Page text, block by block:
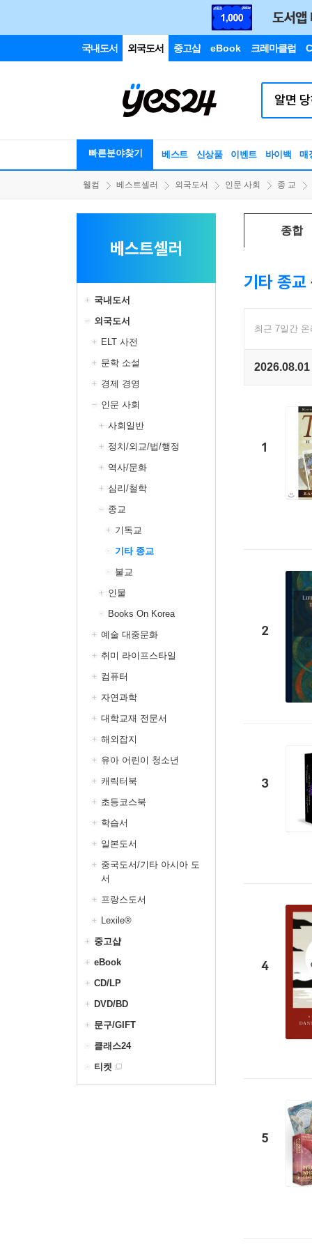
국내도서 외국도서 중고샵 eBook 크레마클럽
빠른분야찾기 베스트 신상품 이벤트 바이백 매
웰컴 베스트셀러 외국도서 인문 사회 종 교
베스트셀러
국내도서
외국도서
ELT 사전
문학 소설
경제 경영
인문 사회
사회일반
정치/외교/법/행정
역사/문화
심리/철학
종교
기독교
기타 종교
불교
인물
Books On Korea
예술 대중문화
취미 라이프스타일
컴퓨터
자연과학
대학교재 전문서
해외잡지
유아 어린이 청소년
캐릭터북
초등코스북
학습서
일본도서
중국도서/기타 아시아 도
서
프랑스도서
Lexile®
중고샵
eBook
CD/LP
DVD/BD
문구/GIFT
클래스24
티켓
종합
기타 종교
최근 7일간
1
2
3
4
5